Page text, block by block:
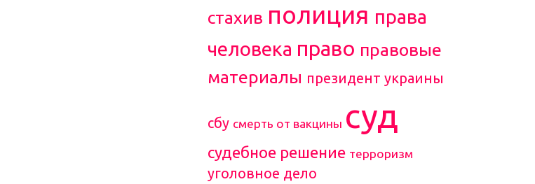
стахив полиция права
человека право правовые
материалы президент украины
сбу смерть от вакцины суд
судебное решение терроризм
уголовное дело